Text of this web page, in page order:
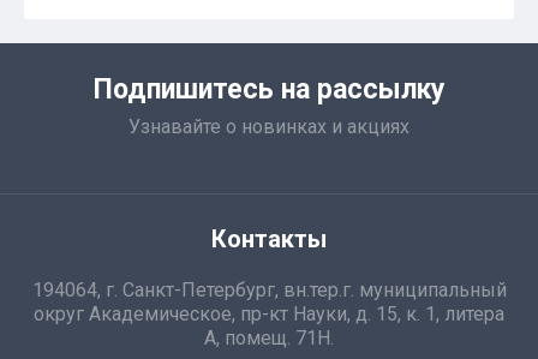
Подпишитесь на рассылку
Узнавайте о новинках и акциях
Контакты
194064, г. Санкт-Петербург, вн.тер.г. муниципальный
округ Академическое, пр-кт Науки, д. 15, к. 1, литера
А, помещ. 71Н.